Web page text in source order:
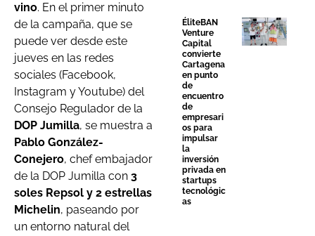
vino. En el primer minuto
de la campaña, que se
puede ver desde este
jueves en las redes
sociales (Facebook,
Instagram y Youtube) del
Consejo Regulador de la
DOP Jumilla, se muestra a
Pablo González-
Conejero, chef embajador
de la DOP Jumilla con 3
soles Repsol y 2 estrellas
Michelin, paseando por
un entorno natural del
ÉliteBAN
Venture
Capital
convierte
Cartagena
en punto
de
encuentro
de
empresari
os para
impulsar
la
inversión
privada en
startups
tecnológic
as